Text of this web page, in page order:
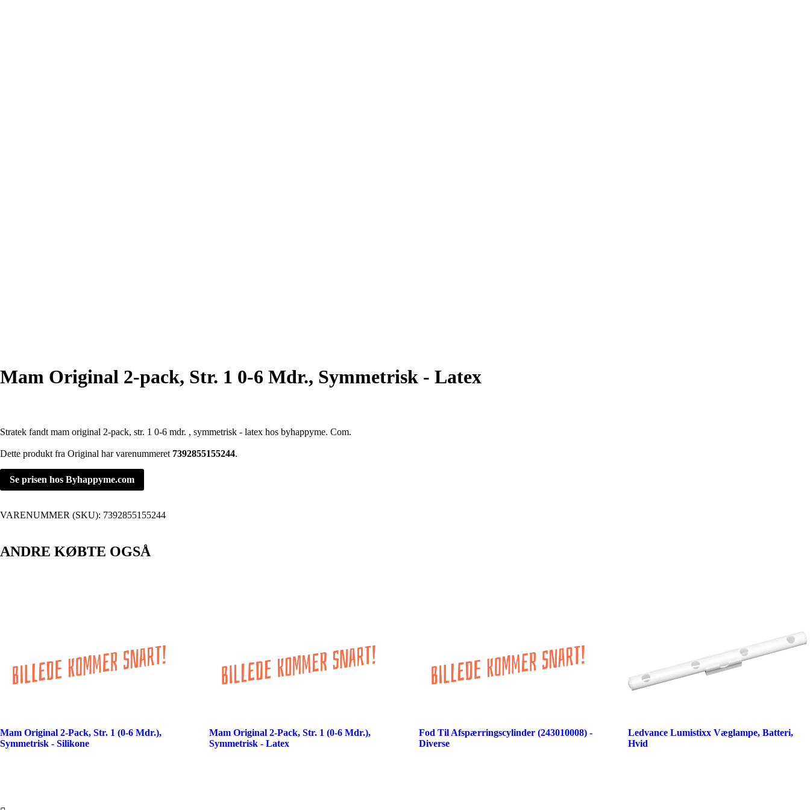
Mam Original 2-pack, Str. 1 0-6 Mdr., Symmetrisk - Latex
Stratek fandt mam original 2-pack, str. 1 0-6 mdr. , symmetrisk - latex hos byhappyme. Com.
Dette produkt fra Original har varenummeret 7392855155244.
Se prisen hos Byhappyme.com
VARENUMMER (SKU): 7392855155244
ANDRE KØBTE OGSÅ
Mam Original 2-Pack, Str. 1 (0-6 Mdr.),
Symmetrisk - Silikone
Mam Original 2-Pack, Str. 1 (0-6 Mdr.),
Symmetrisk - Latex
Fod Til Afspærringscylinder (243010008) -
Diverse
Ledvance Lumistixx Væglampe, Batteri,
Hvid